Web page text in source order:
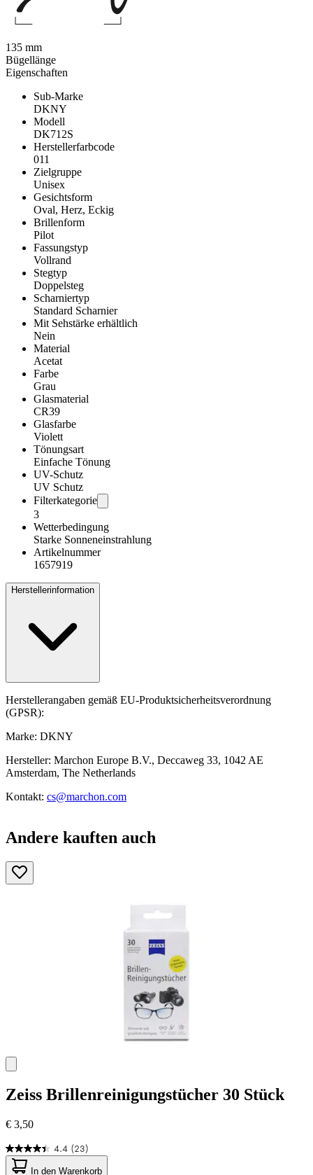
Eigenschaften
Sub-Marke
DKNY
Modell
DK712S
Herstellerfarbcode
011
Zielgruppe
Unisex
Gesichtsform
Oval, Herz, Eckig
Brillenform
Pilot
Fassungstyp
Vollrand
Stegtyp
Doppelsteg
Scharniertyp
Standard Scharnier
Mit Sehstärke erhältlich
Nein
Material
Acetat
Farbe
Grau
Glasmaterial
CR39
Glasfarbe
Violett
Tönungsart
Einfache Tönung
UV-Schutz
UV Schutz
Filterkategorie
3
Wetterbedingung
Starke Sonneneinstrahlung
Artikelnummer
1657919
Herstellerinformation
Herstellerangaben gemäß EU-Produktsicherheitsverordnung
(GPSR):
Marke: DKNY
Hersteller: Marchon Europe B.V., Deccaweg 33, 1042 AE
Amsterdam, The Netherlands
Kontakt: cs@marchon.com
135 mm
Bügellänge
Andere kauften auch
Zeiss Brillenreinigungstücher 30 Stück
€ 3,50
4.4 (23)
4.4
von
In den Warenkorb